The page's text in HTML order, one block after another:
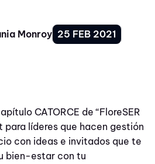
Monroy 25 FEB 2021
CATORCE de “FloreSER
para líderes que hacen gestión
con ideas e invitados que te
bien-estar con tu